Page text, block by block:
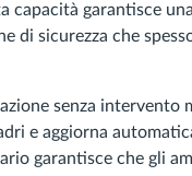
capacità garantisce
di sicurezza che
senza intervento
e aggiorna
garantisce che gli